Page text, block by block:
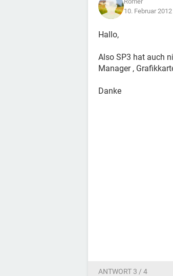
10. Februar
Hallo,
Also SP3 hat auch
Manager ,
Danke
ANTWORT 3 / 4